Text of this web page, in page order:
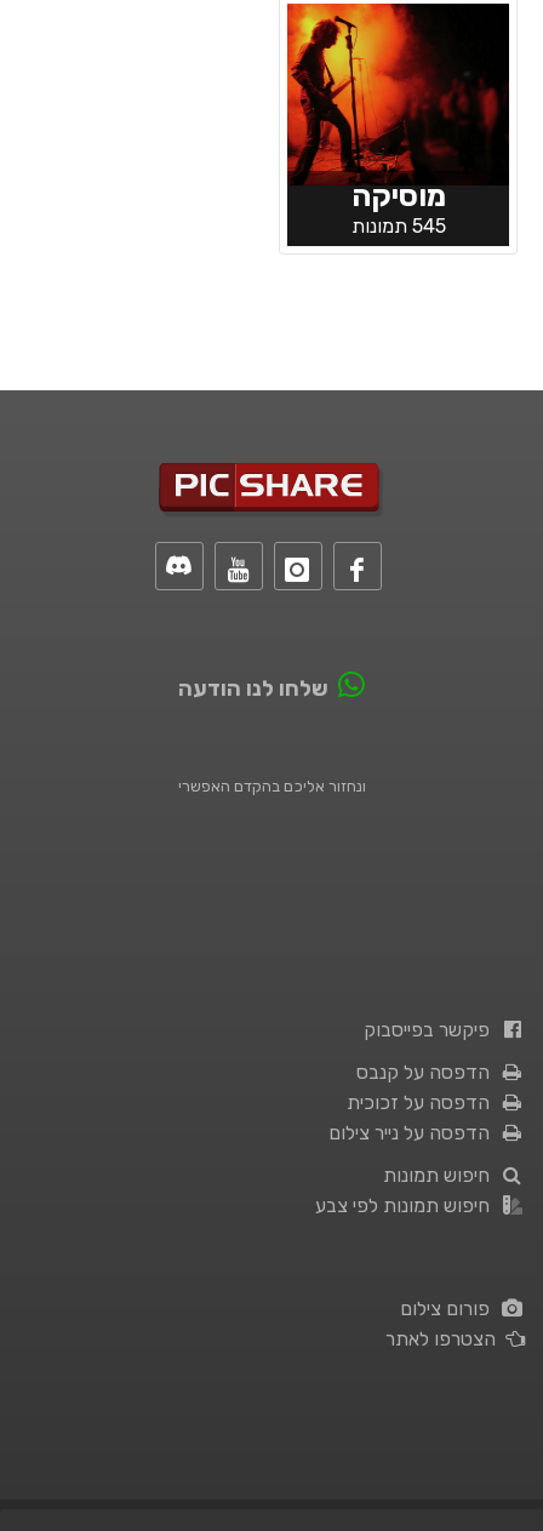
מוסיקה
545 תמונות
שלחו לנו הודעה
ונחזור אליכם בהקדם האפשרי
פיקשר בפייסבוק
הדפסה על קנבס
הדפסה על זכוכית
הדפסה על נייר צילום
חיפוש תמונות
חיפוש תמונות לפי צבע
פורום צילום
הצטרפו לאתר